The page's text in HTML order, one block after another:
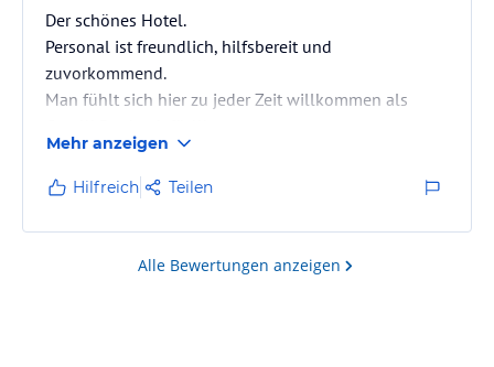
Der schönes Hotel.
Personal ist freundlich, hilfsbereit und
zuvorkommend.
Man fühlt sich hier zu jeder Zeit willkommen als
Mehr anzeigen
Hilfreich Teilen
Alle Bewertungen anzeigen